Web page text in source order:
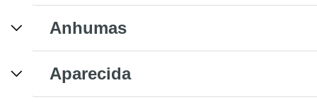
Anhumas
Aparecida